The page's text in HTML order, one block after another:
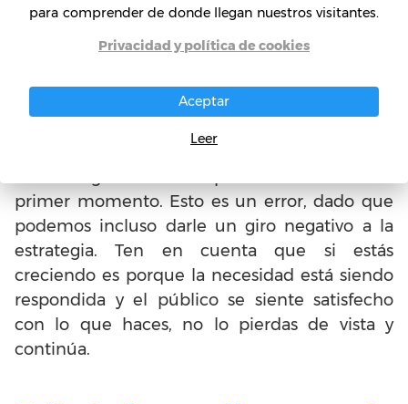
Si está funcionando,
En muchas ocasiones, al ver que una acción
primer momento. Esto es un error, dado que
podemos incluso darle un giro negativo a la
estrategia. Ten en cuenta que si estás
creciendo es porque la necesidad está siendo
respondida y el público se siente satisfecho
con lo que haces, no lo pierdas de vista y
continúa.
para comprender de donde llegan nuestros visitantes.
Privacidad y política de cookies
Aceptar
Leer